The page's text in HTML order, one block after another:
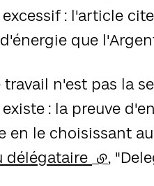
: l'article
que
travail n'est pas la
: la preuve
en le choisissant
délégataire (lien
,